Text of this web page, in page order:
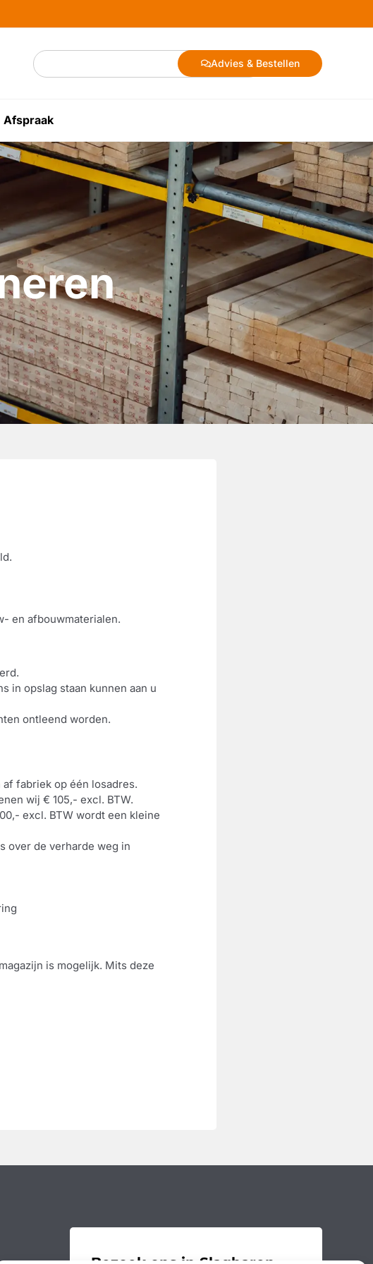
Advies & Bestellen
Afspraak
en afbouwmaterialen.
in opslag staan kunnen aan u
ontleend worden.
fabriek op één losadres.
wij € 105,- excl. BTW.
excl. BTW wordt een kleine
over de verharde weg in
is mogelijk. Mits deze